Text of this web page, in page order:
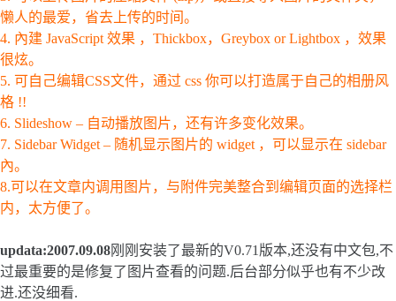
懒人的最爱，省去上传的时间。
4. 內建 JavaScript 效果 ，Thickbox，Greybox or Lightbox ，效果
很炫。
5. 可自己编辑CSS文件，通过 css 你可以打造属于自己的相册风
格 !!
6. Slideshow – 自动播放图片，还有许多变化效果。
7. Sidebar Widget – 随机显示图片的 widget ，可以显示在 sidebar
內。
8.可以在文章内调用图片，与附件完美整合到编辑页面的选择栏
内，太方便了。
updata:2007.09.08刚刚安装了最新的V0.71版本,还没有中文包,不
过最重要的是修复了图片查看的问题.后台部分似乎也有不少改
进.还没细看.